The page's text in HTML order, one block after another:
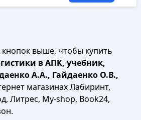
выше, чтобы купить
в АПК, учебник,
А.А., Гайдаенко О.В.,
магазинах Лабиринт,
Литрес, My-shop, Book24,